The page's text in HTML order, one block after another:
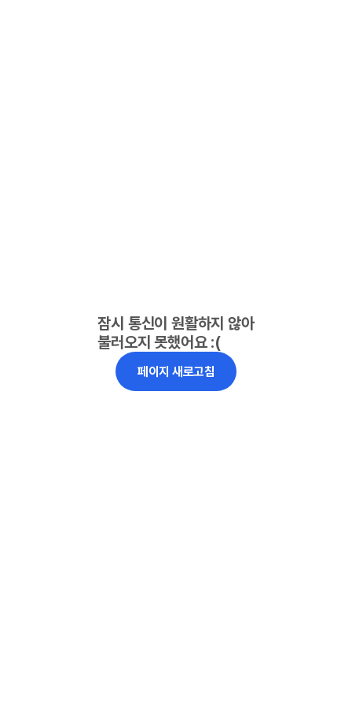
잠시 통신이 원활하지 않아
불러오지 못했어요 :(
페이지 새로고침